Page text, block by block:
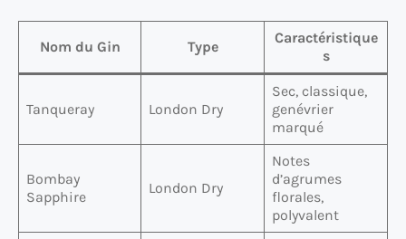
Nom du Gin Type
Caractéristique
s
Tanqueray London Dry
Sec, classique,
genévrier
marqué
Bombay
Sapphire
London Dry
Notes
d’agrumes
florales,
polyvalent